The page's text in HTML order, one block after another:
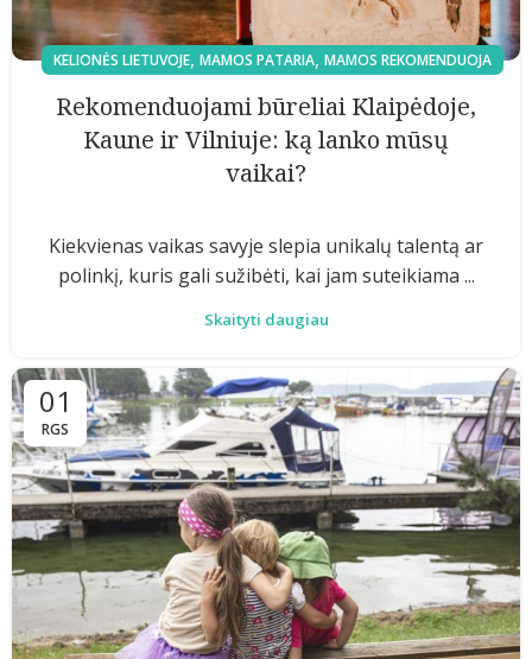
KELIONĖS LIETUVOJE, MAMOS PATARIA, MAMOS REKOMENDUOJA
Rekomenduojami būreliai Klaipėdoje,
Kaune ir Vilniuje: ką lanko mūsų
vaikai?
Kiekvienas vaikas savyje slepia unikalų talentą ar
polinkį, kuris gali sužibėti, kai jam suteikiama ...
Skaityti daugiau
01
RGS